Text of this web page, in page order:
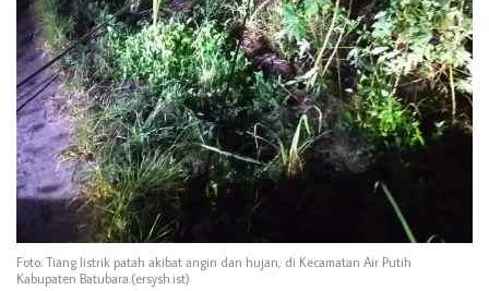
Foto: Tiang listrik patah akibat angin dan hujan, di Kecamatan Air Putih
Kabupaten Batubara.(ersysh.ist)